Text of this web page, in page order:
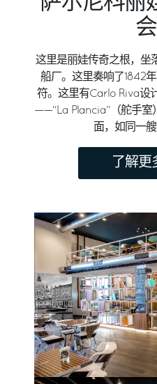
这里是丽娃传奇之根，坐
船厂。这里奏响了1842
符。这里有Carlo Riva设
——“La Plancia”（舵手室
面，如同一
了解更